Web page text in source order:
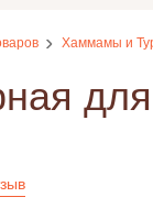
Хаммамы и